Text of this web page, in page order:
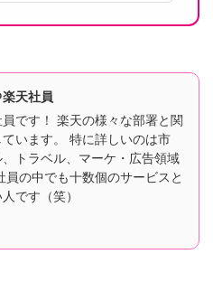
天社員
です！ 楽天の様々な部署と関
います。 特に詳しいのは市
トラベル、マーケ・広告領域
員の中でも十数個のサービスと
です（笑）